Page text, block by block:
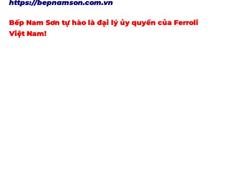
https://bepnamson.com.vn
Bếp Nam Sơn tự hào là đại lý ủy quyền của Ferroli
Việt Nam!